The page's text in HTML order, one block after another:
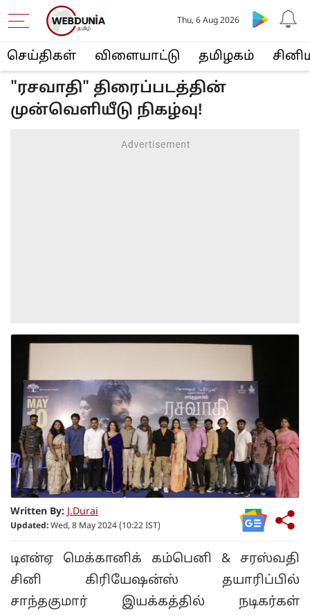
செய்திகள் விளையா‌ட்டு த‌மிழக‌ம்
Thu, 6 Aug 2026
"ரசவாதி" திரைப்படத்தின்
முன்வெளியீடு நிகழ்வு!
Written By: J.Durai
Updated: Wed, 8 May 2024 (10:22 IST)
டிஎன்ஏ மெக்கானிக் கம்பெனி & சரஸ்வதி
சினி கிரியேஷன்ஸ் தயாரிப்பில்
சாந்தகுமார் இயக்கத்தில் நடிகர்கள்